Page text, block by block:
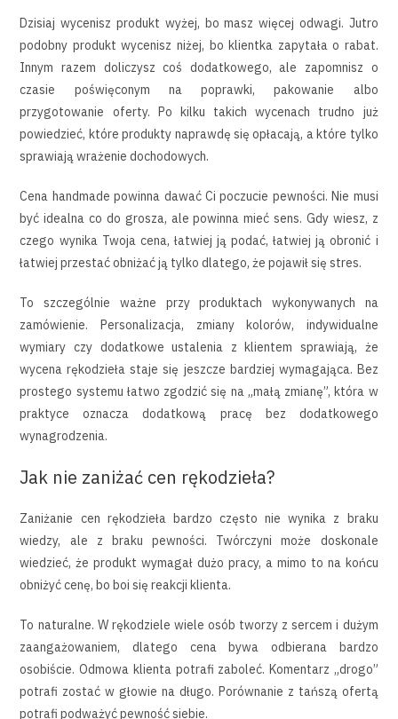
Dzisiaj wycenisz produkt wyżej, bo masz więcej odwagi. Jutro
podobny produkt wycenisz niżej, bo klientka zapytała o rabat.
Innym razem doliczysz coś dodatkowego, ale zapomnisz o
czasie poświęconym na poprawki, pakowanie albo
przygotowanie oferty. Po kilku takich wycenach trudno już
powiedzieć, które produkty naprawdę się opłacają, a które tylko
sprawiają wrażenie dochodowych.
Cena handmade powinna dawać Ci poczucie pewności. Nie musi
być idealna co do grosza, ale powinna mieć sens. Gdy wiesz, z
czego wynika Twoja cena, łatwiej ją podać, łatwiej ją obronić i
łatwiej przestać obniżać ją tylko dlatego, że pojawił się stres.
To szczególnie ważne przy produktach wykonywanych na
zamówienie. Personalizacja, zmiany kolorów, indywidualne
wymiary czy dodatkowe ustalenia z klientem sprawiają, że
wycena rękodzieła staje się jeszcze bardziej wymagająca. Bez
prostego systemu łatwo zgodzić się na „małą zmianę”, która w
praktyce oznacza dodatkową pracę bez dodatkowego
wynagrodzenia.
Jak nie zaniżać cen rękodzieła?
Zaniżanie cen rękodzieła bardzo często nie wynika z braku
wiedzy, ale z braku pewności. Twórczyni może doskonale
wiedzieć, że produkt wymagał dużo pracy, a mimo to na końcu
obniżyć cenę, bo boi się reakcji klienta.
To naturalne. W rękodziele wiele osób tworzy z sercem i dużym
zaangażowaniem, dlatego cena bywa odbierana bardzo
osobiście. Odmowa klienta potrafi zaboleć. Komentarz „drogo”
potrafi zostać w głowie na długo. Porównanie z tańszą ofertą
potrafi podważyć pewność siebie.